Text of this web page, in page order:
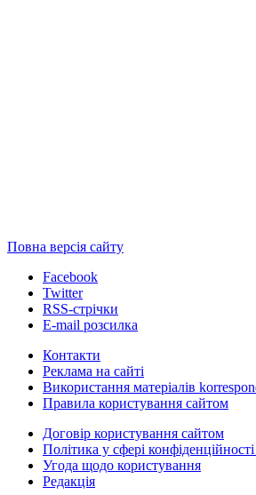
Повна версія сайту
Facebook
Twitter
RSS-стрічки
E-mail розсилка
Контакти
Реклама на сайті
Використання матеріалів
Правила користування сайтом
Договір користування сайтом
Політика у сфері
Угода щодо користування
Редакція